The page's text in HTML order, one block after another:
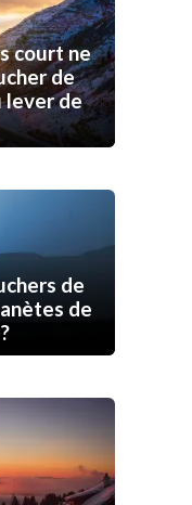
court ne
de
lever de
de
de